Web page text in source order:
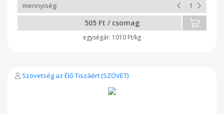
505 Ft / csomag
1010 Ft/kg
Szövetség az Élő Tiszáért (SZÖVET)